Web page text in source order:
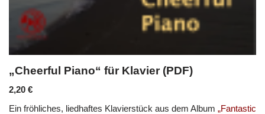
„Cheerful Piano“ für Klavier (PDF)
2,20 €
Ein fröhliches, liedhaftes Klavierstück aus dem Album „Fantastic